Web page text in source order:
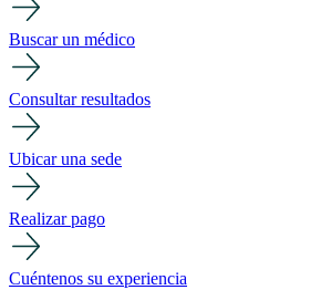
Buscar un médico
Consultar resultados
Ubicar una sede
Realizar pago
Cuéntenos su experiencia